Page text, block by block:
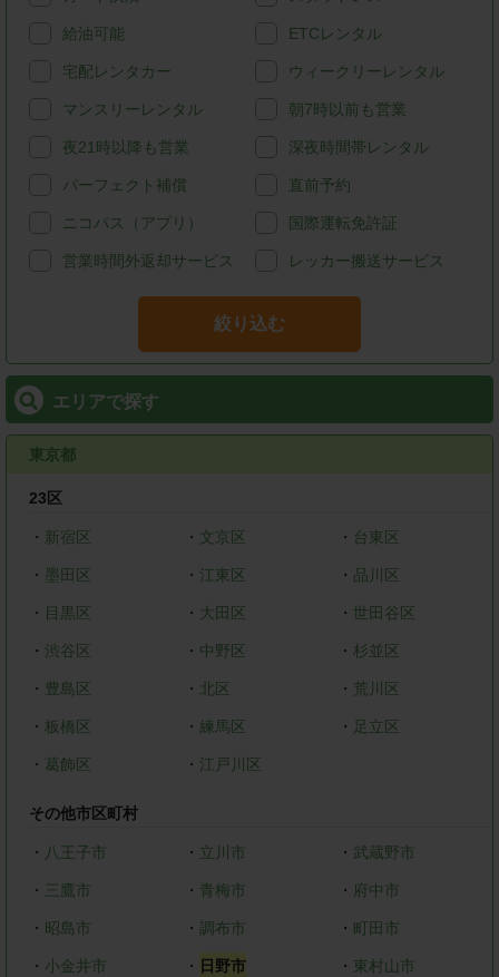
給油可能 ETCレンタル
宅配レンタカー ウィークリーレンタル
マンスリーレンタル 朝7時以前も営業
夜21時以降も営業 深夜時間帯レンタル
パーフェクト補償 直前予約
ニコパス（アプリ） 国際運転免許証
営業時間外返却サービス レッカー搬送サービス
絞り込む
エリアで探す
東京都
23区
・ 新宿区 ・ 文京区 ・ 台東区
・ 墨田区 ・ 江東区 ・ 品川区
・ 目黒区 ・ 大田区 ・世田谷区
・ 渋谷区 ・ 中野区 ・杉並区
・ 豊島区 ・ 北区 ・ 荒川区
・ 板橋区 ・ 練馬区 ・ 足立区
・ 葛飾区 ・ 江戸川区
その他市区町村
・ 八王子市 ・ 立川市 ・ 武蔵野市
・ 三鷹市 ・ 青梅市 ・ 府中市
・ 昭島市 ・ 調布市 ・ 町田市
・ 小金井市 ・ 日野市 ・ 東村山市